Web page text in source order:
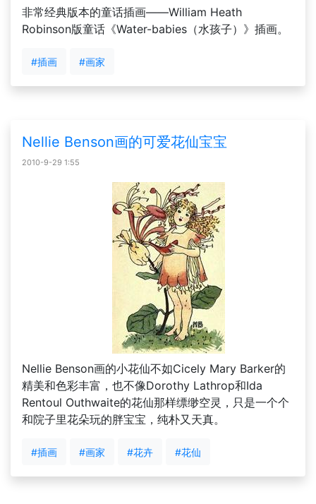
非常经典版本的童话插画——William Heath
Robinson版童话《Water-babies（水孩子）》插画。
#插画 #画家
Nellie Benson画的可爱花仙宝宝
2010-9-29 1:55
Nellie Benson画的小花仙不如Cicely Mary Barker的
精美和色彩丰富，也不像Dorothy Lathrop和Ida
Rentoul Outhwaite的花仙那样缥缈空灵，只是一个个
和院子里花朵玩的胖宝宝，纯朴又天真。
#插画 #画家 #花卉 #花仙